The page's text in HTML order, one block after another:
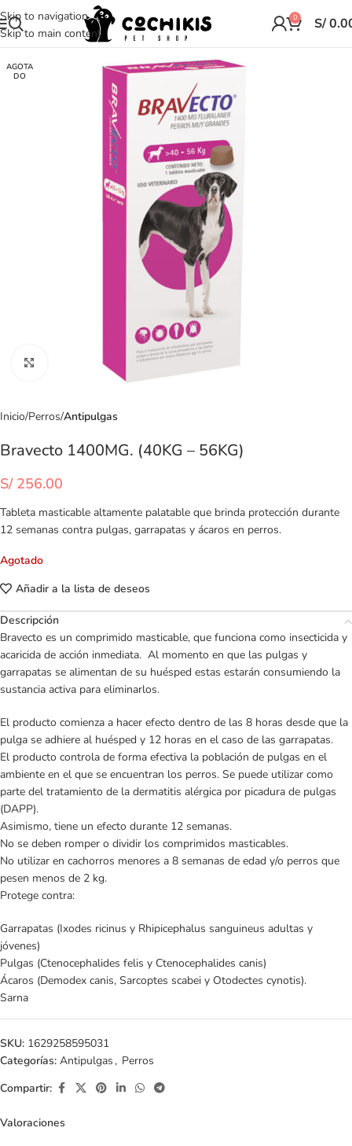
Skip to navigation
Skip to main content
0 S/
AGOTA
DO
Clic para ampliar
Inicio Perros Antipulgas
Bravecto 1400MG. (40KG – 56KG)
S/256.00
Tableta masticable altamente palatable que brinda protección durante
12 semanas contra pulgas, garrapatas y ácaros en perros.
Agotado
Añadir a la lista de deseos
Descripción
Bravecto es un comprimido masticable, que funciona como insecticida y
acaricida de acción inmediata. Al momento en que las pulgas y
garrapatas se alimentan de su huésped estas estarán consumiendo la
sustancia activa para eliminarlos.
El producto comienza a hacer efecto dentro de las 8 horas desde que la
pulga se adhiere al huésped y 12 horas en el caso de las garrapatas.
El producto controla de forma efectiva la población de pulgas en el
ambiente en el que se encuentran los perros. Se puede utilizar como
parte del tratamiento de la dermatitis alérgica por picadura de pulgas
(DAPP).
Asimismo, tiene un efecto durante 12 semanas.
No se deben romper o dividir los comprimidos masticables.
No utilizar en cachorros menores a 8 semanas de edad y/o perros que
pesen menos de 2 kg.
Protege contra:
Garrapatas (Ixodes ricinus y Rhipicephalus sanguineus adultas y
jóvenes)
Pulgas (Ctenocephalides felis y Ctenocephalides canis)
Ácaros (Demodex canis, Sarcoptes scabei y Otodectes cynotis).
Sarna
SKU: 1629258595031
Categorías: Antipulgas , Perros
Compartir:
Valoraciones